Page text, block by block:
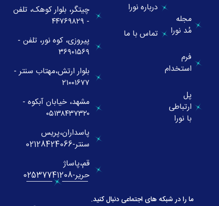
مجله
مُد نورا
فرم
استخدام
پل
ارتباطی
با نورا
درباره نورا
تماس با ما
چیتگر، بلوار کوهک، تلفن
- ۴۴۷۶۹۸۲۹
پیروزی، کوه نور، تلفن -
۳۶۹۰۱۵۶۹
بلوار ارتش،مهتاب سنتر -
۲۱۰۰۱۶۷۷
مشهد، خیابان آبکوه -
۰۵۱۳۸۴۳۷۳۲۰
پاسداران،پریس
سنتر-02128424066
قم،پاساژ
حریر-02537741208
ما را در شبکه های اجتماعی دنبال کنید.